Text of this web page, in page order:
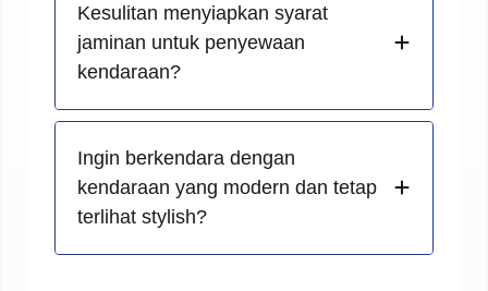
Kesulitan menyiapkan syarat
jaminan untuk penyewaan
kendaraan?
Ingin berkendara dengan
kendaraan yang modern dan tetap
terlihat stylish?